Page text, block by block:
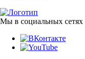
Мы в социальных сетях